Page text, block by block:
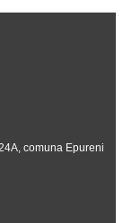
comuna Epureni